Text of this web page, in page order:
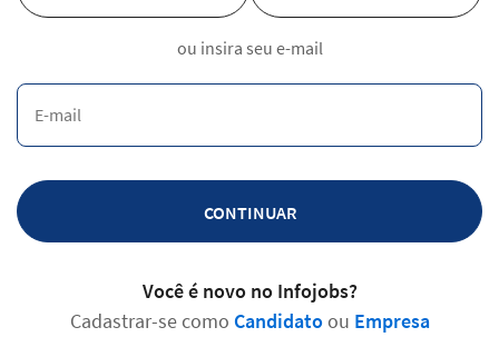
ou insira seu e-mail
CONTINUAR
Você é novo no Infojobs?
Cadastrar-se como Candidatoou Empresa